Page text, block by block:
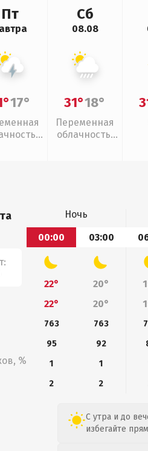
Пт
17°
Сб
08.08
31°18°
Переменная
облачность,
%
Ночь
00:00
03:00
22° 20°
22°
20°
763 763
95
92
1
1
2
2
С утра и до
избегайте